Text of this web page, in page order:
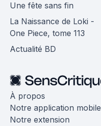
Une fête sans fin
La Naissance de Loki -
One Piece, tome 113
Actualité BD
À propos
Notre application mobile
Notre extension